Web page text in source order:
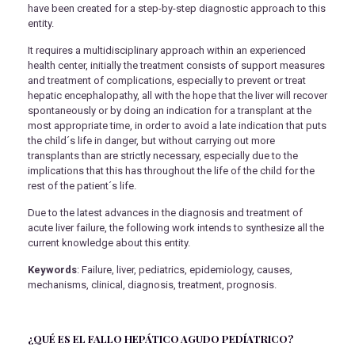
have been created for a step-by-step diagnostic approach to this
entity.
It requires a multidisciplinary approach within an experienced
health center, initially the treatment consists of support measures
and treatment of complications, especially to prevent or treat
hepatic encephalopathy, all with the hope that the liver will recover
spontaneously or by doing an indication for a transplant at the
most appropriate time, in order to avoid a late indication that puts
the child´s life in danger, but without carrying out more
transplants than are strictly necessary, especially due to the
implications that this has throughout the life of the child for the
rest of the patient´s life.
Due to the latest advances in the diagnosis and treatment of
acute liver failure, the following work intends to synthesize all the
current knowledge about this entity.
Keywords: Failure, liver, pediatrics, epidemiology, causes,
mechanisms, clinical, diagnosis, treatment, prognosis.
¿QUÉ ES EL FALLO HEPÁTICO AGUDO PEDÍATRICO?